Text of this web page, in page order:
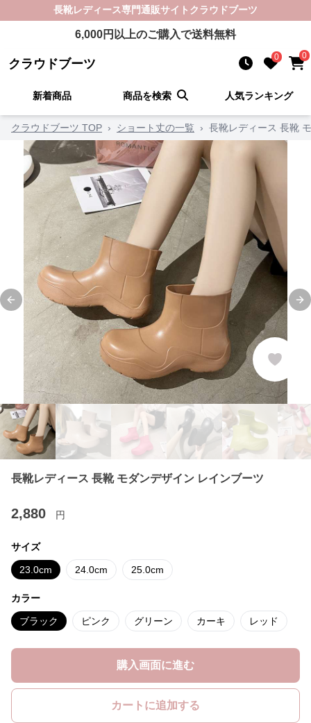
長靴レディース専門通販サイト クラウドブーツ
6,000円以上のご購入で送料無料
クラウドブーツ 0 0
新着商品 商品を検索 人気ランキング
クラウドブーツ TOP › ショート丈の一覧 › 長靴レディース 長靴
Previous slide
長靴レディース 長靴 モダンデザイン レインブーツ
2,880 円
サイズ
23.0cm 24.0cm 25.0cm
カラー
ブラック ピンク グリーン カーキ レッド
購入画面に進む
カートに追加する